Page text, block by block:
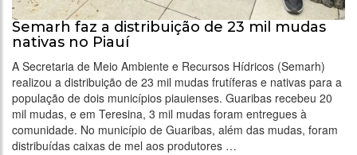
Semarh faz a distribuição de 23 mil mudas
nativas no Piauí
A Secretaria de Meio Ambiente e Recursos Hídricos (Semarh)
realizou a distribuição de 23 mil mudas frutíferas e nativas para a
população de dois municípios piauienses. Guaribas recebeu 20
mil mudas, e em Teresina, 3 mil mudas foram entregues à
comunidade. No município de Guaribas, além das mudas, foram
distribuídas caixas de mel aos produtores …